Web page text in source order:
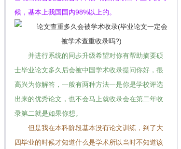
候，基本上我国国内98%以上的。
并进行系统的同歩升级希望对你有帮助摘要硕
士毕业论文多久后会被中国学术收录提问你好，很
高兴为你解答，一般有两种方法一是你是学校评选
出来的优秀论文，也不会马上就收录会在第二年收
录第二就是如果你想。
但是我在本科阶段基本没有论文训练，到了大
四毕业的时候才知道什么是学术所以当时不知道该